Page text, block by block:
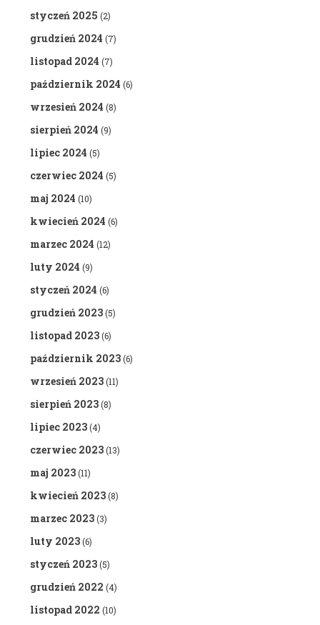
styczeń 2025 (2)
grudzień 2024 (7)
listopad 2024 (7)
październik 2024 (6)
wrzesień 2024 (8)
sierpień 2024 (9)
lipiec 2024 (5)
czerwiec 2024 (5)
maj 2024 (10)
kwiecień 2024 (6)
marzec 2024 (12)
luty 2024 (9)
styczeń 2024 (6)
grudzień 2023(5)
listopad 2023(6)
październik 2023(6)
wrzesień 2023(11)
sierpień 2023(8)
lipiec 2023(4)
czerwiec 2023(13)
maj 2023(11)
kwiecień 2023(8)
marzec 2023(3)
luty 2023(6)
styczeń 2023(5)
grudzień 2022 (4)
listopad 2022 (10)